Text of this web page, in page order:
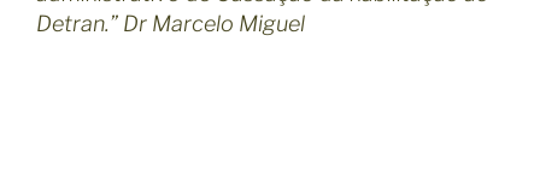
Detran.” Dr Marcelo Miguel